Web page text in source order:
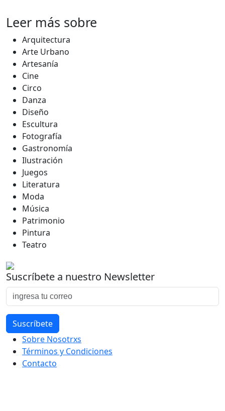
Leer más sobre
Arquitectura
Arte Urbano
Artesanía
Cine
Circo
Danza
Diseño
Escultura
Fotografía
Gastronomía
Ilustración
Juegos
Literatura
Moda
Música
Patrimonio
Pintura
Teatro
Suscríbete a nuestro Newsletter
Sobre Nosotrxs
Términos y Condiciones
Contacto